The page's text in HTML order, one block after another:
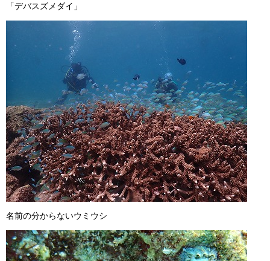
「デバスズメダイ」
名前の分からないウミウシ